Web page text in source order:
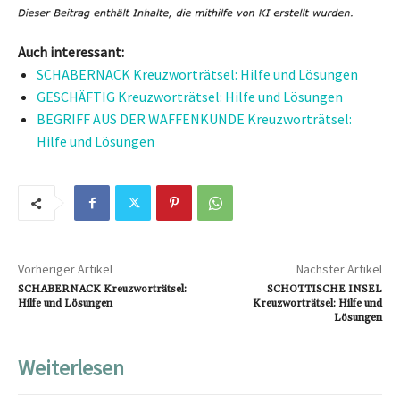
Auch interessant:
SCHABERNACK Kreuzworträtsel: Hilfe und Lösungen
GESCHÄFTIG Kreuzworträtsel: Hilfe und Lösungen
BEGRIFF AUS DER WAFFENKUNDE Kreuzworträtsel:
Hilfe und Lösungen
Vorheriger Artikel
SCHABERNACK Kreuzworträtsel:
Hilfe und Lösungen
Nächster Artikel
SCHOTTISCHE INSEL
Kreuzworträtsel: Hilfe und
Lösungen
Weiterlesen